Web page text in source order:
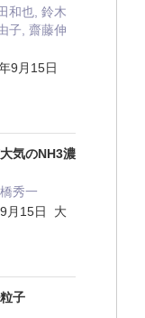
和也, 鈴木
子, 齋藤伸
9月15日
気のNH3濃
秀一
月15日 大
子